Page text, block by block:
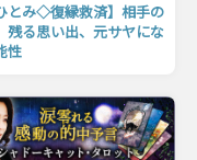
とみ◇復縁救済】相手の
残る思い出、元サヤにな
性